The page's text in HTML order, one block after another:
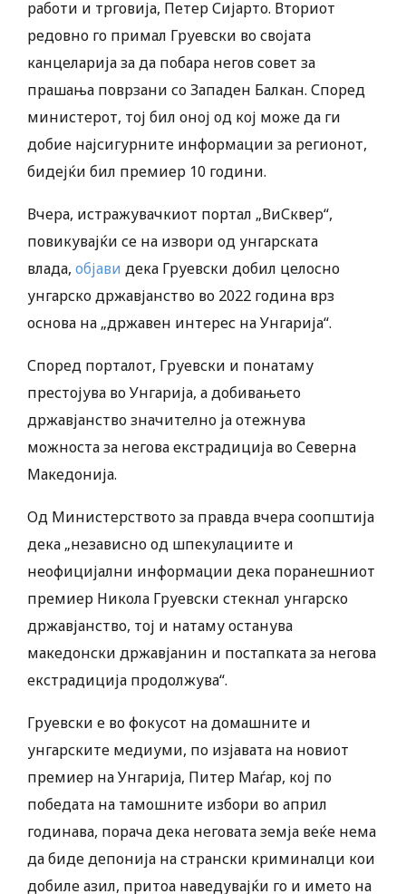
работи и трговија, Петер Сијарто. Вториот
редовно го примал Груевски во својата
канцеларија за да побара негов совет за
прашања поврзани со Западен Балкан. Според
министерот, тој бил оној од кој може да ги
добие најсигурните информации за регионот,
бидејќи бил премиер 10 години.
Вчера, истражувачкиот портал „ВиСквер“,
повикувајќи се на извори од унгарската
влада, објави дека Груевски добил целосно
унгарско државјанство во 2022 година врз
основа на „државен интерес на Унгарија“.
Според порталот, Груевски и понатаму
престојува во Унгарија, а добивањето
државјанство значително ја отежнува
можноста за негова екстрадиција во Северна
Македонија.
Од Министерството за правда вчера соопштија
дека „независно од шпекулациите и
неофицијални информации дека поранешниот
премиер Никола Груевски стекнал унгарско
државјанство, тој и натаму останува
македонски државјанин и постапката за негова
екстрадиција продолжува“.
Груевски е во фокусот на домашните и
унгарските медиуми, по изјавата на новиот
премиер на Унгарија, Питер Маѓар, кој по
победата на тамошните избори во април
годинава, порача дека неговата земја веќе нема
да биде депонија на странски криминалци кои
добиле азил, притоа наведувајќи го и името на